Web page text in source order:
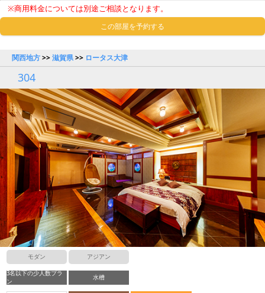
※商用料金については別途ご相談となります。
この部屋を予約する
関西地方>>滋賀県>> ロータス大津
304
モダン アジアン
3名以下の少人数プラ
ン
水槽